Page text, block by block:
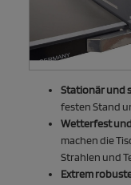
Stationär und
festen Stand
Wetterfest
machen die
Strahlen und
Extrem